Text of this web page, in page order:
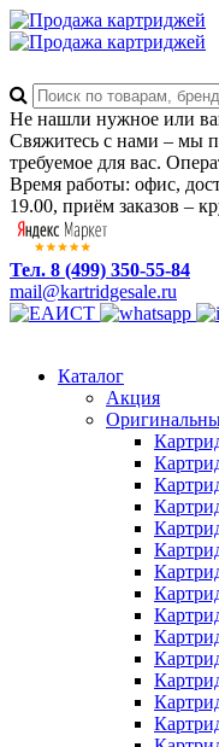
Не нашли нужное или
Свяжитесь с нами – мы
требуемое для вас.
Время работы: офис,
19.00, приём заказов –
Тел. 8 (499) 350-55-84
mail@kartridgesale.ru
Каталог
Акция